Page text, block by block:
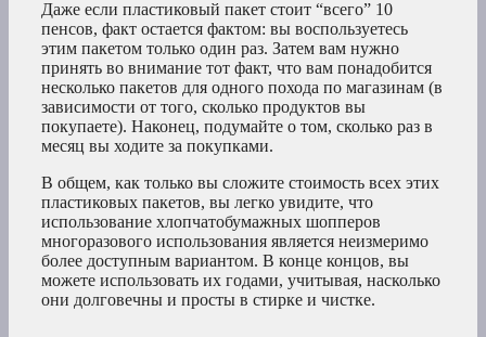
Даже если пластиковый пакет стоит “всего” 10
пенсов, факт остается фактом: вы воспользуетесь
этим пакетом только один раз. Затем вам нужно
принять во внимание тот факт, что вам понадобится
несколько пакетов для одного похода по магазинам (в
зависимости от того, сколько продуктов вы
покупаете). Наконец, подумайте о том, сколько раз в
месяц вы ходите за покупками.
В общем, как только вы сложите стоимость всех этих
пластиковых пакетов, вы легко увидите, что
использование хлопчатобумажных шопперов
многоразового использования является неизмеримо
более доступным вариантом. В конце концов, вы
можете использовать их годами, учитывая, насколько
они долговечны и просты в стирке и чистке.